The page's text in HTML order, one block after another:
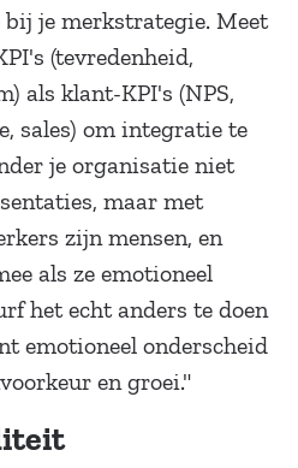
je merkstrategie. Meet
(tevredenheid,
als klant-KPI's (NPS,
sales) om integratie te
je organisatie niet
maar met
zijn mensen, en
als ze emotioneel
het echt anders te doen
emotioneel onderscheid
en groei."